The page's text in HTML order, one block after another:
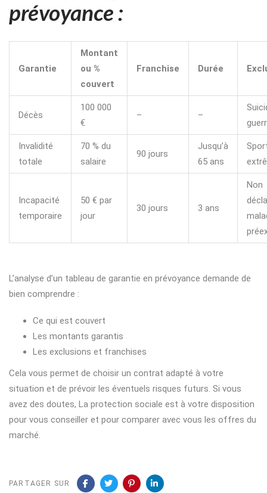
prévoyance :
Garantie
Montant
ou %
couvert
Franchise Durée
Décès
100 000
€
– –
Invalidité
totale
70 % du
salaire
90 jours
Jusqu’à
65 ans
Incapacité
temporaire
50 € par
jour
30 jours 3 ans
Non
L’analyse d’un tableau de garantie en prévoyance demande de
bien comprendre :
Ce qui est couvert
Les montants garantis
Les exclusions et franchises
Cela vous permet de choisir un contrat adapté à votre
situation et de prévoir les éventuels risques futurs. Si vous
avez des doutes, La protection sociale est à votre disposition
pour vous conseiller et pour comparer avec vous les offres du
marché.
PARTAGER SUR